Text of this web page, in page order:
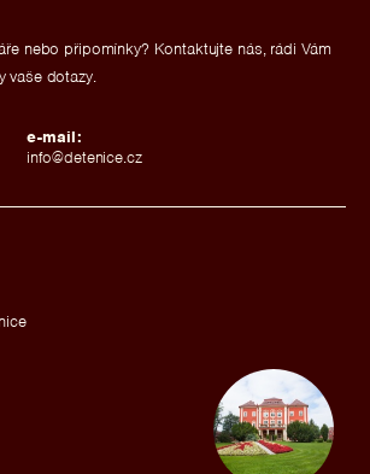
nebo připomínky? Kontaktujte nás, rádi Vám
vaše dotazy.
e-mail:
info@detenice.cz